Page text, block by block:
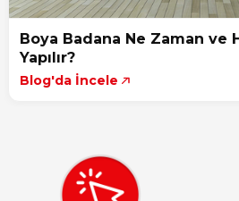
Boya Badana Ne Zaman ve
Yapılır?
Blog'da İncele